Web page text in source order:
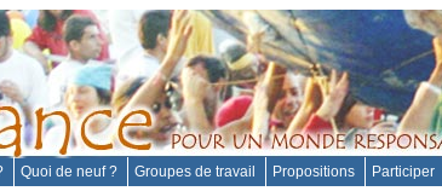
Quoi de neuf ? Groupes de travail Propositions Participer